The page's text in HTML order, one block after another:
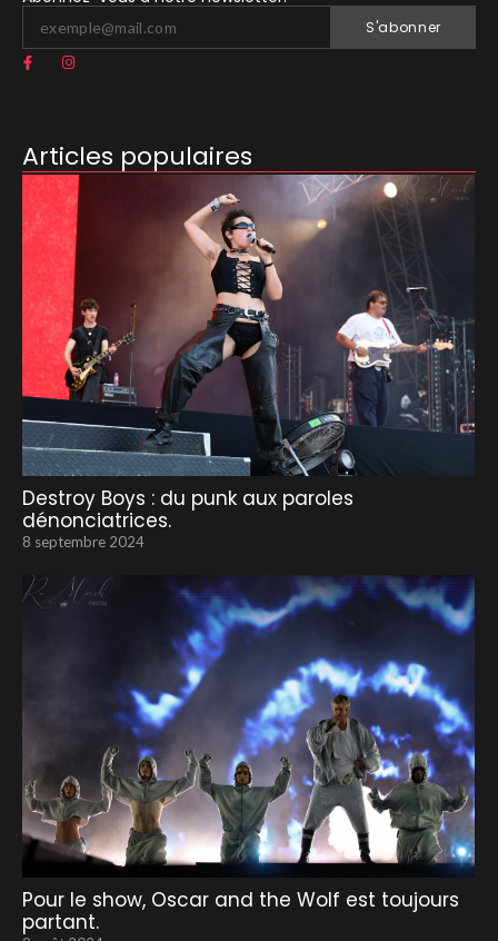
S'abonner
Articles populaires
Destroy Boys : du punk aux paroles
dénonciatrices.
8 septembre 2024
Pour le show, Oscar and the Wolf est toujours
partant.